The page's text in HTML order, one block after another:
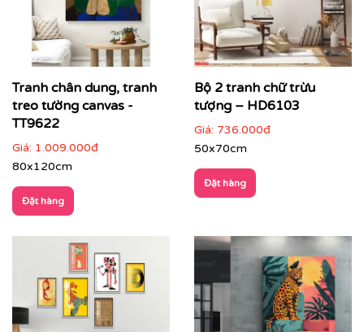
Nhà hàng, lounge, quầy bar, khách sạn: tăng tính
nghệ thuật và nhận diện thương hiệu
Tranh chân dung, tranh
treo tường canvas -
TT9622
Giá: 1.009.000đ
80x120cm
Đặt hàng
Bộ 2 tranh chữ trừu
tượng – HD6103
Giá: 736.000đ
50x70cm
Đặt hàng